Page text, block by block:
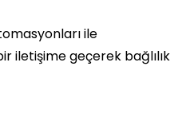
ile
iletişime geçerek bağlılık